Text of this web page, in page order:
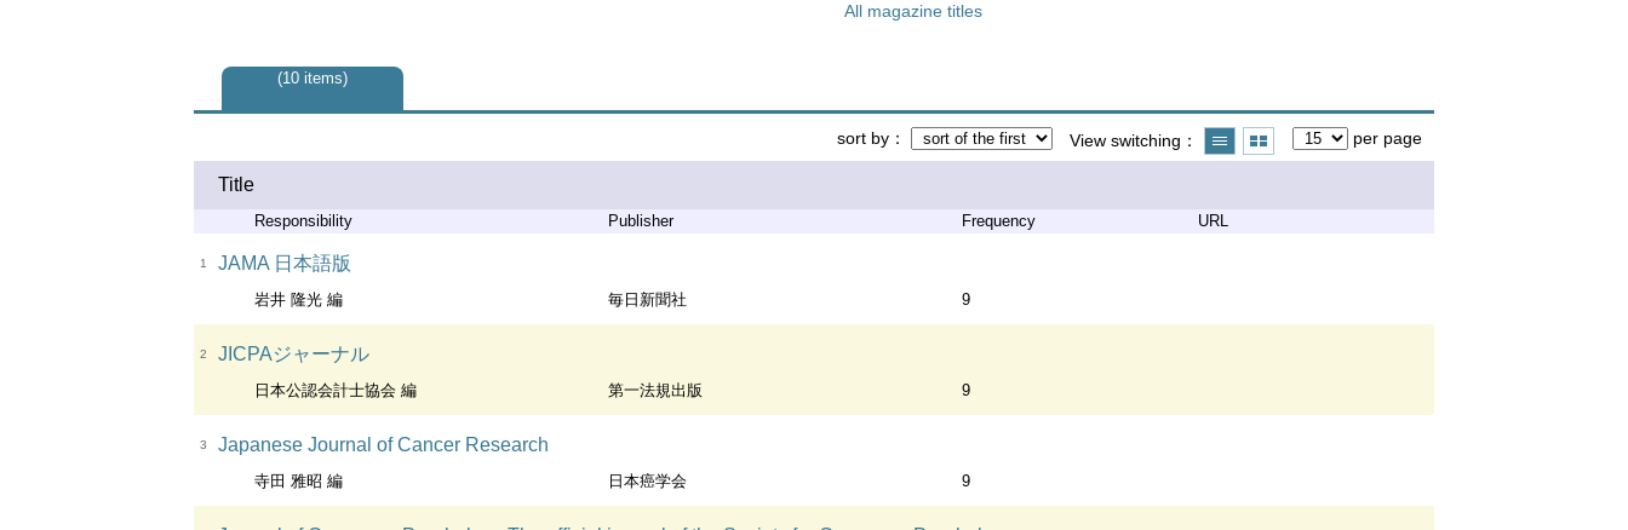
All magazine titles
10 items
sort by View switching per page
Title
Responsibility Publisher Frequency URL
1 JAMA 日本語版
岩井 隆光 編 毎日新聞社 9
2 JICPAジャーナル
日本公認会計士協会 編 第一法規出版 9
3 Japanese Journal of Cancer Research
寺田 雅昭 編 日本癌学会 9